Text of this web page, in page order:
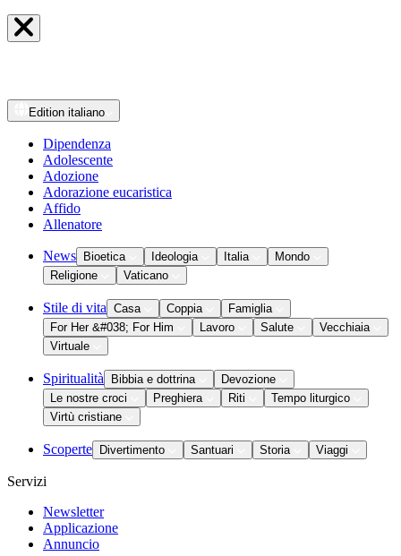
Edition italiano
Dipendenza
Adolescente
Adozione
Adorazione eucaristica
Affido
Allenatore
News Bioetica Ideologia Italia
Mondo
Religione
Vaticano
Stile di vita Casa Coppia
Famiglia
For Her &#038; For Him
Lavoro Salute
Vecchiaia
Virtuale
Spiritualità Bibbia e dottrina
Devozione
Le nostre croci
Preghiera Riti
Tempo liturgico
Virtù cristiane
Scoperte Divertimento Santuari Storia Viaggi
Servizi
Newsletter
Applicazione
Annuncio